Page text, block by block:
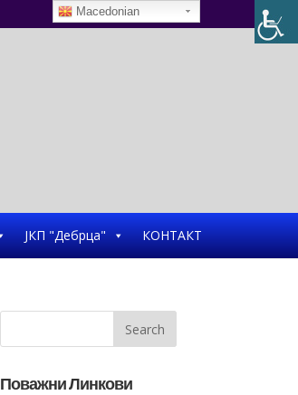
ЈКП "Дебрца" КОНТАКТ
Поважни Линкови
Macedonian